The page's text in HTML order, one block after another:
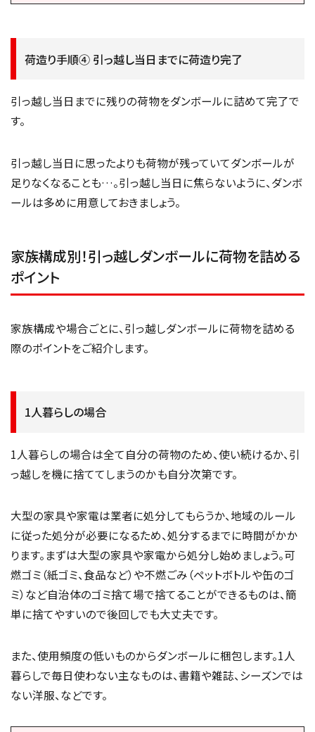
荷造り手順④ 引っ越し当日までに荷造り完了
引っ越し当日までに残りの荷物をダンボールに詰めて完了で
す。
引っ越し当日に思ったよりも荷物が残っていてダンボールが
足りなくなることも…。引っ越し当日に焦らないように、ダンボ
ールは多めに用意しておきましょう。
家族構成別！引っ越しダンボールに荷物を詰める
ポイント
家族構成や場合ごとに、引っ越しダンボールに荷物を詰める
際のポイントをご紹介します。
1人暮らしの場合
1人暮らしの場合は全て自分の荷物のため、使い続けるか、引
っ越しを機に捨ててしまうのかも自分次第です。
大型の家具や家電は業者に処分してもらうか、地域のルール
に従った処分が必要になるため、処分するまでに時間がかか
ります。まずは大型の家具や家電から処分し始めましょう。可
燃ゴミ（紙ゴミ、食品など）や不燃ごみ（ペットボトルや缶のゴ
ミ）など自治体のゴミ捨て場で捨てることができるものは、簡
単に捨てやすいので後回しでも大丈夫です。
また、使用頻度の低いものからダンボールに梱包します。1人
暮らしで毎日使わない主なものは、書籍や雑誌、シーズンでは
ない洋服、などです。